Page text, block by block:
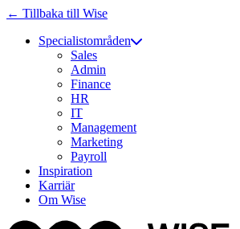
← Tillbaka till Wise
Specialistområden
Sales
Admin
Finance
HR
IT
Management
Marketing
Payroll
Inspiration
Karriär
Om Wise